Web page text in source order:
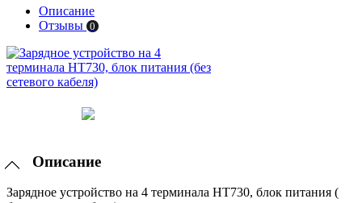
Описание
Отзывы 0
Описание
Зарядное устройство на 4 терминала HT730, блок питания (